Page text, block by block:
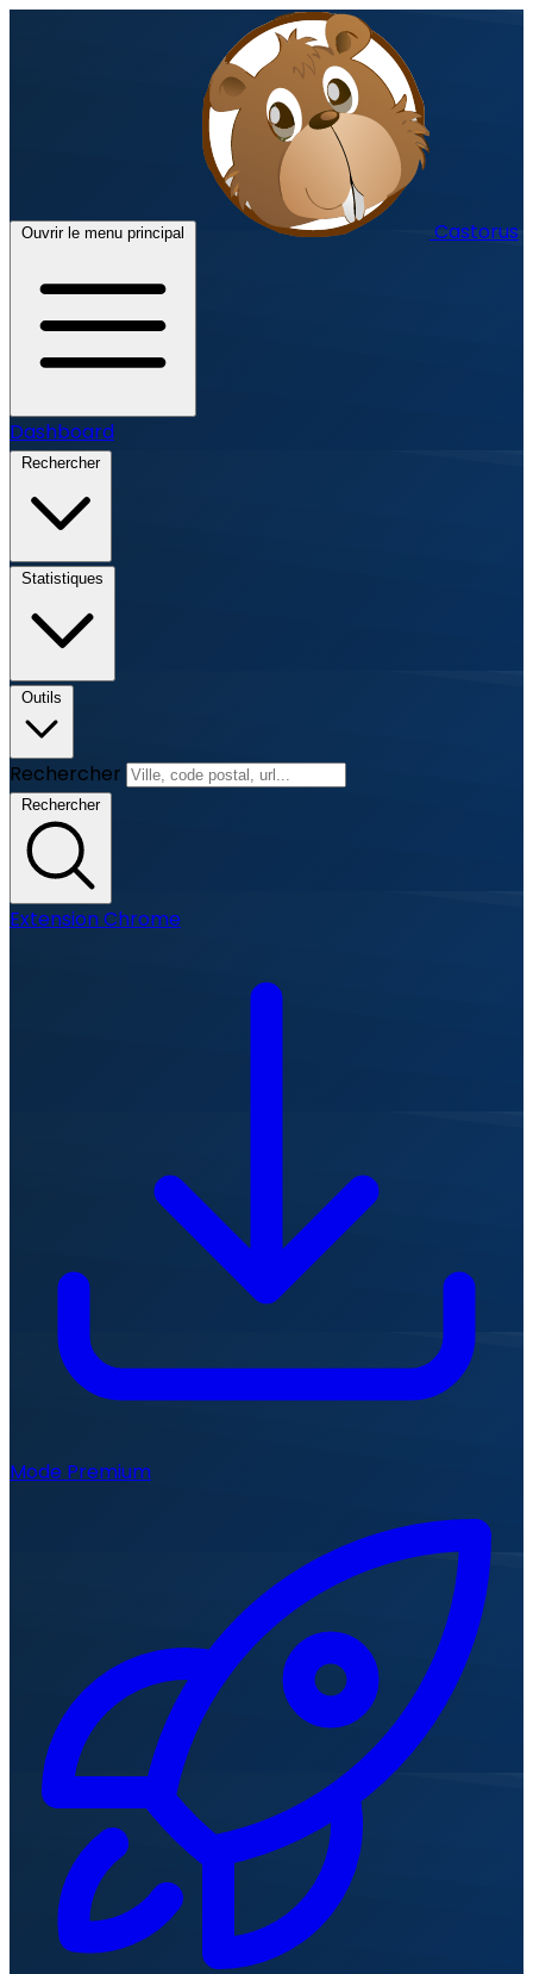
Ouvrir le menu principal Castorus
Dashboard
Rechercher
Statistiques
Outils
Rechercher
Rechercher
Extension Chrome
Mode Premium